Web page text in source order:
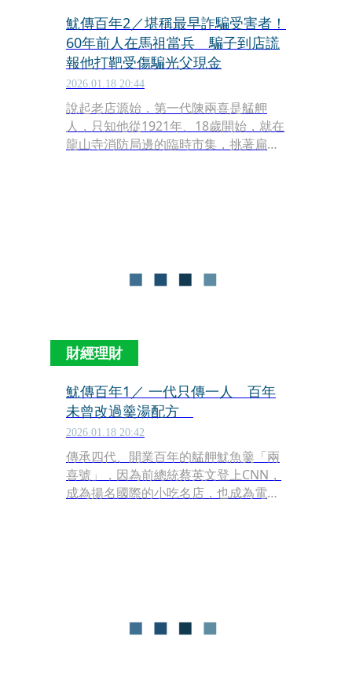
魷傳百年2／堪稱最早詐騙受害者！
60年前人在馬祖當兵 騙子到店謊
報他打靶受傷騙光父現金
2026.01.18 20:44
說起老店源始，第一代陳兩喜是艋舺
人，只知他從1921年、18歲開始，就在
龍山寺消防局邊的臨時市集，挑著扁擔
財經理財
魷傳百年1／ 一代只傳一人 百年
未曾改過羹湯配方
2026.01.18 20:42
傳承四代、開業百年的艋舺魷魚羹「兩
喜號」，因為前總統蔡英文登上CNN，
成為揚名國際的小吃名店，也成為電影